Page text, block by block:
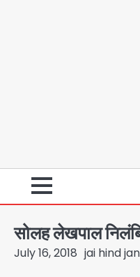
सोलह लेखपाल
July 16, 2018 jai hind